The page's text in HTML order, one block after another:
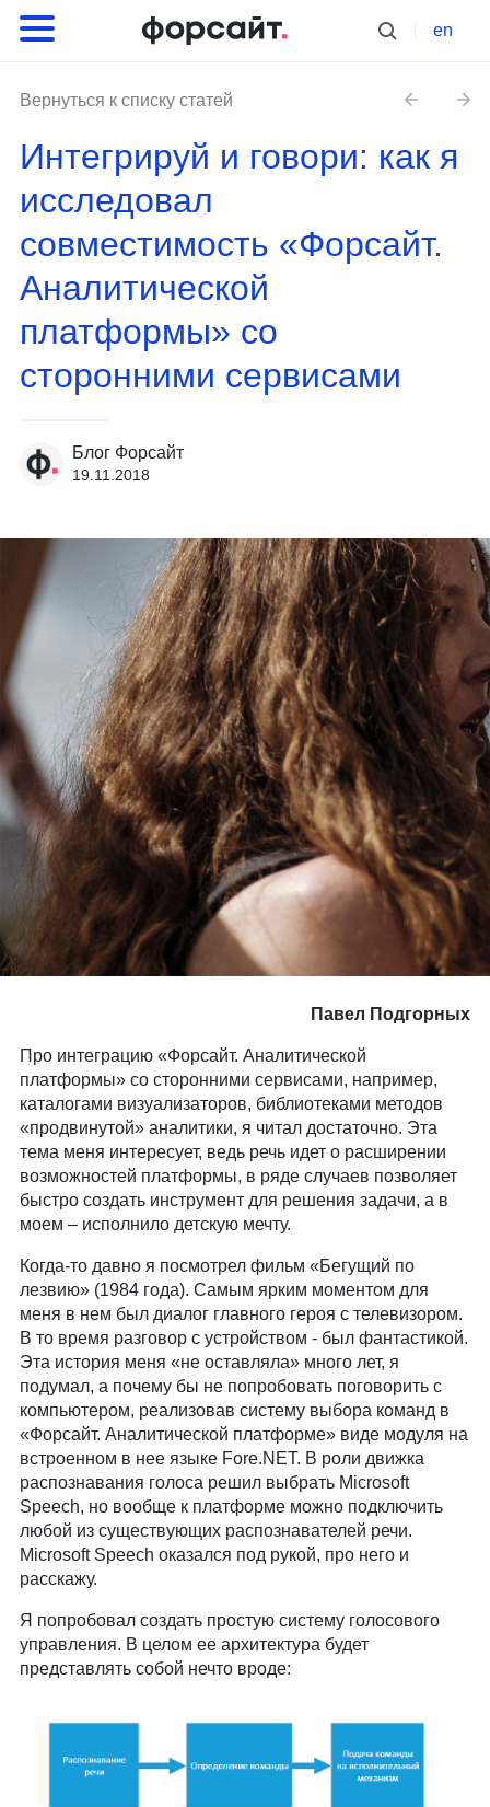
en
Вернуться к списку статей
Интегрируй и говори: как я
исследовал
совместимость «Форсайт.
Аналитической
платформы» со
сторонними сервисами
Блог Форсайт
19.11.2018
Павел Подгорных
Про интеграцию «Форсайт. Аналитической
платформы» со сторонними сервисами, например,
каталогами визуализаторов, библиотеками методов
«продвинутой» аналитики, я читал достаточно. Эта
тема меня интересует, ведь речь идет о расширении
возможностей платформы, в ряде случаев позволяет
быстро создать инструмент для решения задачи, а в
моем – исполнило детскую мечту.
Когда-то давно я посмотрел фильм «Бегущий по
лезвию» (1984 года). Самым ярким моментом для
меня в нем был диалог главного героя с телевизором.
В то время разговор с устройством - был фантастикой.
Эта история меня «не оставляла» много лет, я
подумал, а почему бы не попробовать поговорить с
компьютером, реализовав систему выбора команд в
«Форсайт. Аналитической платформе» виде модуля на
встроенном в нее языке Fore.NET. В роли движка
распознавания голоса решил выбрать Microsoft
Speech, но вообще к платформе можно подключить
любой из существующих распознавателей речи.
Microsoft Speech оказался под рукой, про него и
расскажу.
Я попробовал создать простую систему голосового
управления. В целом ее архитектура будет
представлять собой нечто вроде: